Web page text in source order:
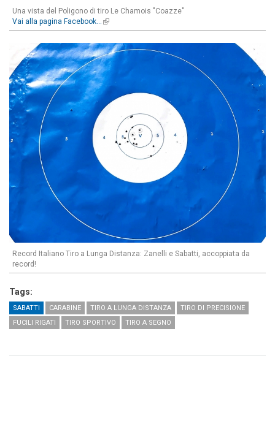
Una vista del Poligono di tiro Le Chamois "Coazze"
Vai alla pagina Facebook... (link is external)
Record Italiano Tiro a Lunga Distanza: Zanelli e Sabatti, accoppiata da
record!
Tags:
SABATTI CARABINE TIRO A LUNGA DISTANZA
TIRO DI PRECISIONE
FUCILI RIGATI
TIRO SPORTIVO TIRO A SEGNO